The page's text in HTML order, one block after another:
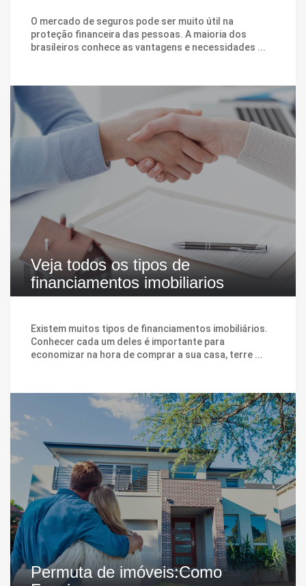
O mercado de seguros pode ser muito útil na
proteção financeira das pessoas. A maioria dos
brasileiros conhece as vantagens e necessidades ...
Veja todos os tipos de
financiamentos imobiliarios
Existem muitos tipos de financiamentos imobiliários.
Conhecer cada um deles é importante para
economizar na hora de comprar a sua casa, terre ...
Permuta de imóveis:Como